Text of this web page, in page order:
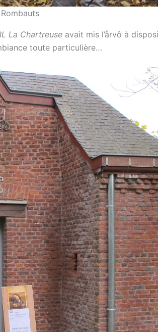
La Chartreuse avait mis l’årvô à
toute particulière…